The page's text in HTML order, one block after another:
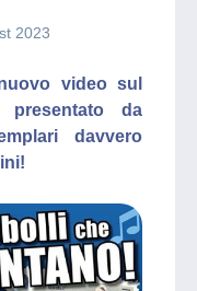
2023
video sul
presentato da
davvero